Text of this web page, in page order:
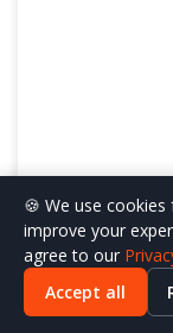
🍪 We use
improve your
agree to our
Accept all